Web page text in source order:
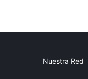
Nuestra Red